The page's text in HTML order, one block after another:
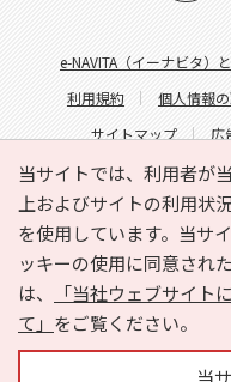
当サイトでは、利用者が
上およびサイトの利用状
を使用しています。当サ
ッキーの使用に同意され
は、
「当社ウェブサイト
て」 をご覧ください。
当
e-NAVITA（イーナビタ）
利用規約
個人情報
サイトマップ
広
サイトの内
Copyright ©